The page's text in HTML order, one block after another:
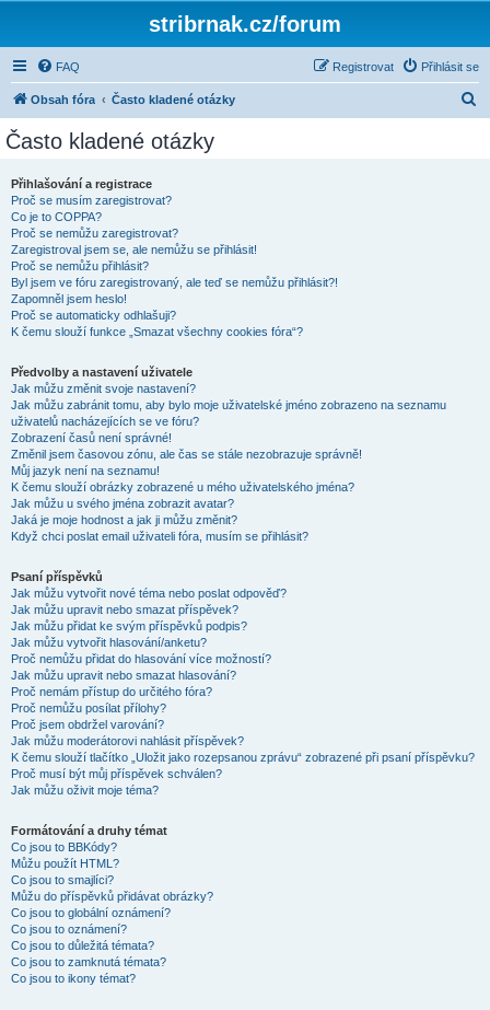
stribrnak.cz/forum
FAQ Přihlásit se
Registrovat
Obsah fóra Často kladené otázky
Často kladené otázky
Přihlašování a registrace
Proč se musím zaregistrovat?
Co je to COPPA?
Proč se nemůžu zaregistrovat?
Zaregistroval jsem se, ale nemůžu se přihlásit!
Proč se nemůžu přihlásit?
Byl jsem ve fóru zaregistrovaný, ale teď se nemůžu přihlásit?!
Zapomněl jsem heslo!
Proč se automaticky odhlašuji?
K čemu slouží funkce „Smazat všechny cookies fóra“?
Předvolby a nastavení uživatele
Jak můžu změnit svoje nastavení?
Jak můžu zabránit tomu, aby bylo moje uživatelské jméno zobrazeno na seznamu
uživatelů nacházejících se ve fóru?
Zobrazení časů není správné!
Změnil jsem časovou zónu, ale čas se stále nezobrazuje správně!
Můj jazyk není na seznamu!
K čemu slouží obrázky zobrazené u mého uživatelského jména?
Jak můžu u svého jména zobrazit avatar?
Jaká je moje hodnost a jak ji můžu změnit?
Když chci poslat email uživateli fóra, musím se přihlásit?
Psaní příspěvků
Jak můžu vytvořit nové téma nebo poslat odpověď?
Jak můžu upravit nebo smazat příspěvek?
Jak můžu přidat ke svým příspěvků podpis?
Jak můžu vytvořit hlasování/anketu?
Proč nemůžu přidat do hlasování více možností?
Jak můžu upravit nebo smazat hlasování?
Proč nemám přístup do určitého fóra?
Proč nemůžu posílat přílohy?
Proč jsem obdržel varování?
Jak můžu moderátorovi nahlásit příspěvek?
K čemu slouží tlačítko „Uložit jako rozepsanou zprávu“ zobrazené při psaní příspěvku?
Proč musí být můj příspěvek schválen?
Jak můžu oživit moje téma?
Formátování a druhy témat
Co jsou to BBKódy?
Můžu použít HTML?
Co jsou to smajlíci?
Můžu do příspěvků přidávat obrázky?
Co jsou to globální oznámení?
Co jsou to oznámení?
Co jsou to důležitá témata?
Co jsou to zamknutá témata?
Co jsou to ikony témat?